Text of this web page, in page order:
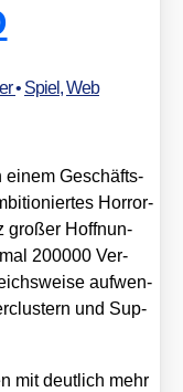
• Spiel,Web
einem Geschäfts­
Hor­ror-
gro­ßer Hoff­nun­
200000 Ver­
auf­wen­
und Sup­
mit deut­lich mehr